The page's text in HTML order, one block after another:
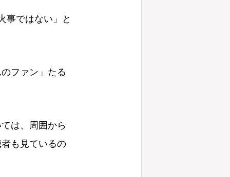
事ではない」と
ファン」たる
は、周囲から
も見ているの